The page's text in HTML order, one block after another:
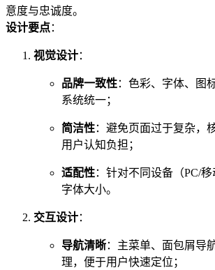
意度与忠诚度。
设计要点：
视觉设计：
品牌一致性：色彩、字体、图
系统统一；
简洁性：避免页面过于复杂，
用户认知负担；
适配性：针对不同设备（PC/
字体大小。
交互设计：
导航清晰：主菜单、面包屑导
理，便于用户快速定位；